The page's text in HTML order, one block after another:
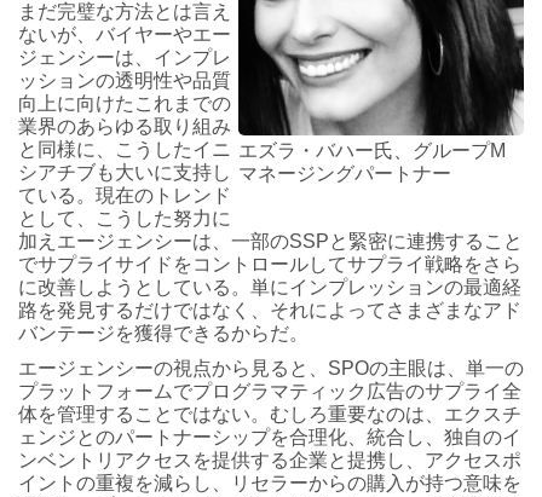
エズラ・バハー氏、グループM
マネージングパートナー
まだ完璧な方法とは言え
ないが、バイヤーやエー
ジェンシーは、インプレ
ッションの透明性や品質
向上に向けたこれまでの
業界のあらゆる取り組み
と同様に、こうしたイニ
シアチブも大いに支持し
ている。現在のトレンド
として、こうした努力に
加えエージェンシーは、一部のSSPと緊密に連携すること
でサプライサイドをコントロールしてサプライ戦略をさら
に改善しようとしている。単にインプレッションの最適経
路を発見するだけではなく、それによってさまざまなアド
バンテージを獲得できるからだ。
エージェンシーの視点から見ると、SPOの主眼は、単一の
プラットフォームでプログラマティック広告のサプライ全
体を管理することではない。むしろ重要なのは、エクスチ
ェンジとのパートナーシップを合理化、統合し、独自のイ
ンベントリアクセスを提供する企業と提携し、アクセスポ
イントの重複を減らし、リセラーからの購入が持つ意味を